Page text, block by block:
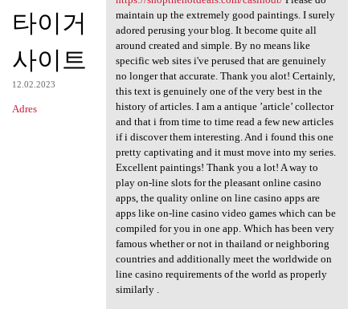
타이거
사이트
12.02.2023
Adres
maintain up the extremely good paintings. I surely
adored perusing your blog. It become quite all
around created and simple. By no means like
specific web sites i've perused that are genuinely
no longer that accurate. Thank you alot! Certainly,
this text is genuinely one of the very best in the
history of articles. I am a antique ’article’ collector
and that i from time to time read a few new articles
if i discover them interesting. And i found this one
pretty captivating and it must move into my series.
Excellent paintings! Thank you a lot! A way to
play on-line slots for the pleasant online casino
apps, the quality online on line casino apps are
apps like on-line casino video games which can be
compiled for you in one app. Which has been very
famous whether or not in thailand or neighboring
countries and additionally meet the worldwide on
line casino requirements of the world as properly
similarly .